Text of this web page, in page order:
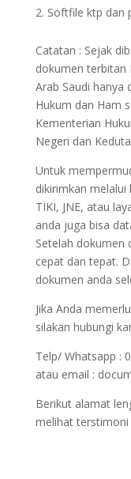
Softfile ktp dan
Catatan : Sejak
dokumen terbitan
Arab Saudi hanya
Hukum dan Ham
Kementerian
Negeri dan
Untuk
dikirimkan
TIKI, JNE, atau
anda juga bisa
Setelah dokumen
cepat dan tepat.
dokumen anda
Jika Anda
silakan hubungi
Telp/ Whatsapp :
atau email :
Berikut alamat
melihat